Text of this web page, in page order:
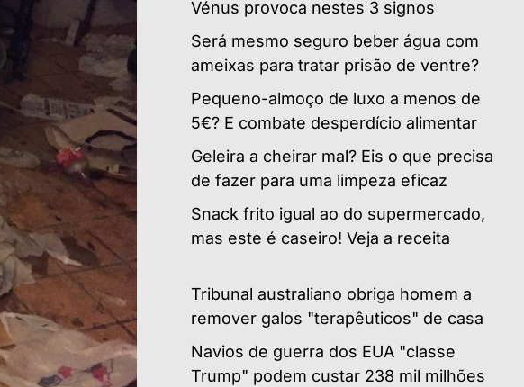
Vénus provoca nestes 3 signos
Será mesmo seguro beber água com
ameixas para tratar prisão de ventre?
Pequeno-almoço de luxo a menos de
5€? E combate desperdício alimentar
Geleira a cheirar mal? Eis o que precisa
de fazer para uma limpeza eficaz
Snack frito igual ao do supermercado,
mas este é caseiro! Veja a receita
Tribunal australiano obriga homem a
remover galos "terapêuticos" de casa
Navios de guerra dos EUA "classe
Trump" podem custar 238 mil milhões